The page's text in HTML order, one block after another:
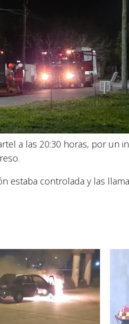
a las 20:30 horas, por un
estaba controlada y las